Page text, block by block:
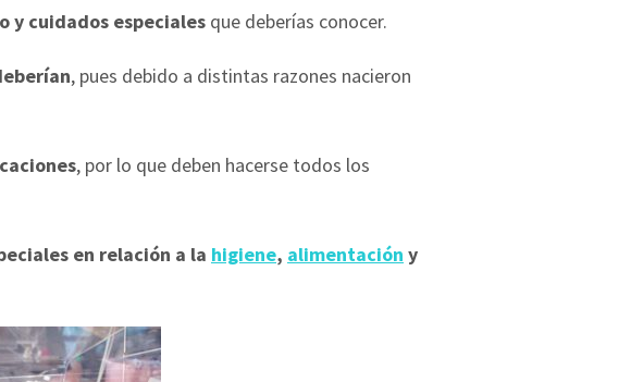
y cuidados especiales que deberías conocer.
, pues debido a distintas razones nacieron
, por lo que deben hacerse todos los
en relación a la higiene, alimentación y